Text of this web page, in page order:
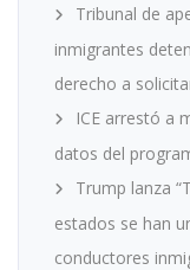
Tribunal de
inmigrantes
derecho a
ICE arrestó a
datos del
Trump lanza
estados se han
conductores